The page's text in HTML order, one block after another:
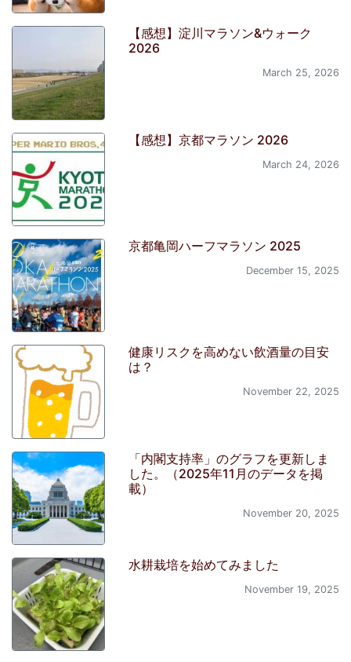
【感想】淀川マラソン&ウォーク
2026
March 25, 2026
【感想】京都マラソン 2026
March 24, 2026
京都亀岡ハーフマラソン 2025
December 15, 2025
健康リスクを高めない飲酒量の目安
は？
November 22, 2025
「内閣支持率」のグラフを更新しま
した。（2025年11月のデータを掲
載）
November 20, 2025
水耕栽培を始めてみました
November 19, 2025